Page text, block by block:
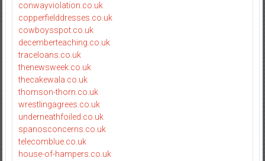
conwayviolation.co.uk
copperfielddresses.co.uk
cowboysspot.co.uk
decemberteaching.co.uk
traceloans.co.uk
thenewsweek.co.uk
thecakewala.co.uk
thomson-thorn.co.uk
wrestlingagrees.co.uk
underneathfoiled.co.uk
spanosconcerns.co.uk
telecomblue.co.uk
house-of-hampers.co.uk